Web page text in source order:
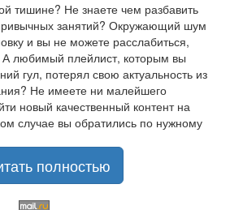
тишине? Не знаете чем разбавить
занятий? Окружающий шум
и вы не можете расслабиться,
А любимый плейлист, которым вы
гул, потерял свою актуальность из
Не имеете ни малейшего
новый качественный контент на
случае вы обратились по нужному
KGZ Musicс большой радостью
и новых слушателей! Специально
полностью